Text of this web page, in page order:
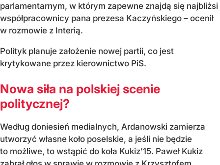
parlamentarnym, w którym zapewne znajdą się najbliżsi
współpracownicy pana prezesa Kaczyńskiego – ocenił
w rozmowie z Interią.
Polityk planuje założenie nowej partii, co jest
krytykowane przez kierownictwo PiS.
Nowa siła na polskiej scenie
politycznej?
Według doniesień medialnych, Ardanowski zamierza
utworzyć własne koło poselskie, a jeśli nie będzie
to możliwe, to wstąpić do koła Kukiz’15. Paweł Kukiz